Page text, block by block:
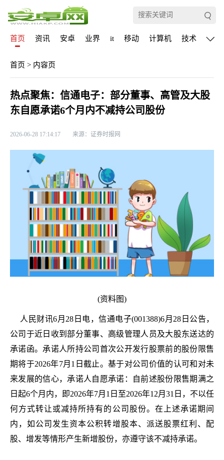
首页 资讯 安卓 业界 it 移动 计算机 技术 通信
首页 > 内容页
热点聚焦：信通电子：部分董事、高管及大股
东自愿承诺6个月内不减持公司股份
2026-06-28 17:14:17 来源：证券时报网
(资料图)
人民财讯6月28日电，信通电子(001388)6月28日公告，
公司于近日收到部分董事、高级管理人员及大股东送达的
承诺函。承诺人所持公司首次公开发行股票前的股份限售
期将于2026年7月1日截止。基于对公司价值的认可和对未
来发展的信心，承诺人自愿承诺：自前述股份限售期满之
日起6个月内，即2026年7月1日至2026年12月31日，不以任
何方式转让或减持所持有的公司股份。在上述承诺期间
内，如公司发生资本公积转增股本、派送股票红利、配
股、增发等情形产生新增股份，亦遵守该不减持承诺。